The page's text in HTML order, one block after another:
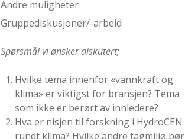
Andre muligheter
Gruppediskusjoner/-arbeid
Spørsmål vi ønsker diskutert;
Hvilke tema innenfor «vannkraft og
klima» er viktigst for bransjen? Tema
som ikke er berørt av innledere?
Hva er nisjen til forskning i HydroCEN
rundt klima? Hvilke andre fagmiljø bør